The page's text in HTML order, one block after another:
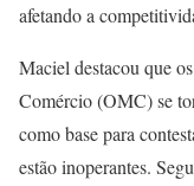
afetando a
Maciel destacou que
Comércio (OMC) se
como base para
estão inoperantes.